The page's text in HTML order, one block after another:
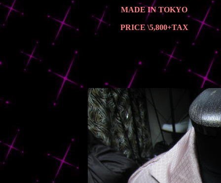
MADE IN TOKYO
PRICE \5,800+TAX